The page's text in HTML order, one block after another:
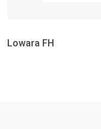
Lowara FH